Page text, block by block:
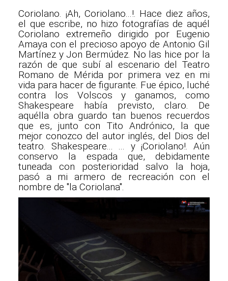
Coriolano. ¡Ah, Coriolano...!. Hace diez años,
el que escribe, no hizo fotografías de aquél
Coriolano extremeño dirigido por Eugenio
Amaya con el precioso apoyo de Antonio Gil
Martínez y Jon Bermúdez. No las hice por la
razón de que subí al escenario del Teatro
Romano de Mérida por primera vez en mi
vida para hacer de figurante. Fue épico, luché
contra los Volscos y ganamos, como
Shakespeare había previsto, claro. De
aquélla obra guardo tan buenos recuerdos
que es, junto con Tito Andrónico, la que
mejor conozco del autor inglés, del Dios del
teatro. Shakespeare... ... y ¡Coriolano!. Aún
conservo la espada que, debidamente
tuneada con posterioridad salvo la hoja,
pasó a mi armero de recreación con el
nombre de "la Coriolana".